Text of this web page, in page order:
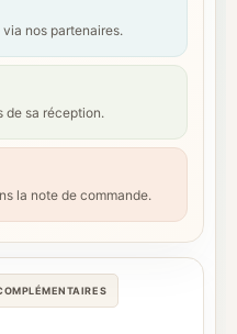
nos partenaires.
de sa réception.
la note de commande.